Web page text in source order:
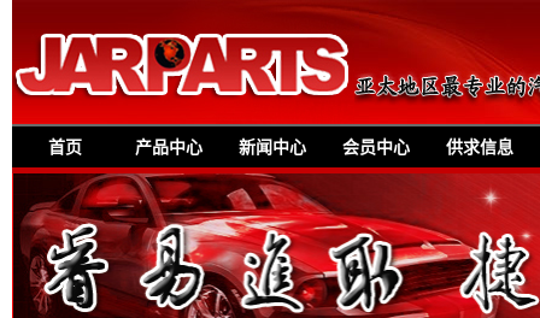
首页 产品中心 新闻中心 会员中心 供求信息